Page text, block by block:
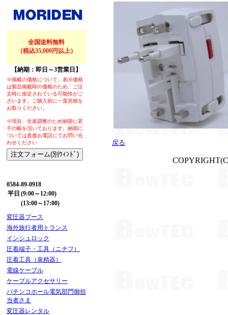
戻る
全国送料無料
（税込35,000円以上）
【納期：即日～3営業日】
※掲載の価格について、表示価格
は製品掲載時の価格のため、ご注
文時に改定されている可能性がご
ざいます。ご購入前に一度見積を
お取りください。
※現在、生産調整のため納期に若
干の幅を頂いております。納期に
ついては直接お電話にてお問い合
わせください
0584-89-0918
平日 (9:00～12:00)
(13:00～17:00)
変圧器ブース
海外旅行者用トランス
インシュロック
圧着端子・工具（ニチフ）
圧着工具（泉精器）
電線ケーブル
ケーブルアクセサリー
パチンコホール電気部門御担
当者さま
変圧器レンタル